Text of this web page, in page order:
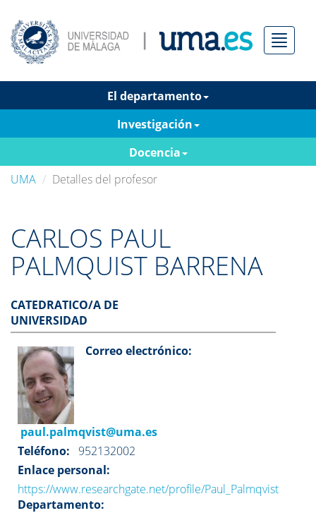
Menú
El departamento
Investigación
Docencia
UMA
Detalles del profesor
CARLOS PAUL
PALMQUIST BARRENA
CATEDRATICO/A DE
UNIVERSIDAD
Correo electrónico:
paul.palmqvist@uma.es
Teléfono: 952132002
Enlace personal:
https://www.researchgate.net/profile/Paul_Palmqvist
Departamento: